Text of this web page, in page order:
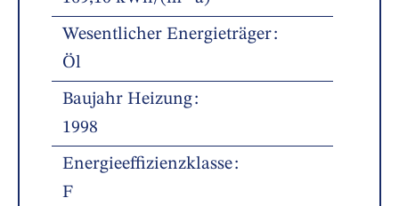
Wesentlicher Energieträger
Öl
Baujahr Heizung
1998
Energieeffizienzklasse
F